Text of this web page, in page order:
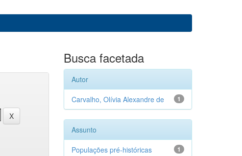
Busca facetada
Autor
1
Carvalho, Olívia Alexandre de
Assunto
1
Populações pré-históricas